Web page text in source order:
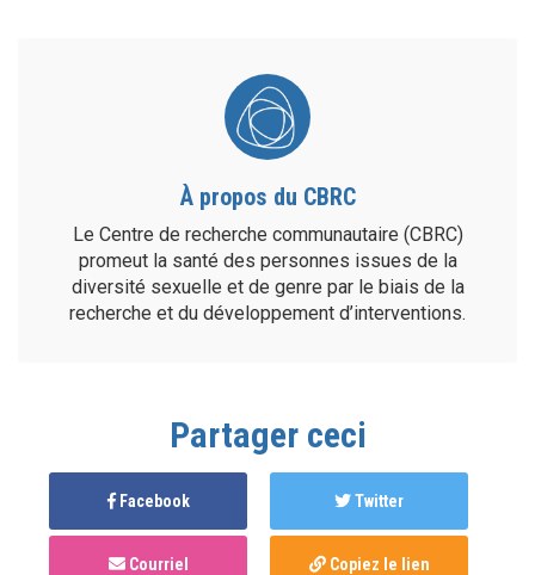
À propos du CBRC
Le Centre de recherche communautaire (CBRC)
promeut la santé des personnes issues de la
diversité sexuelle et de genre par le biais de la
recherche et du développement d’interventions.
Partager ceci
Facebook Twitter
Courriel Copiez le lien